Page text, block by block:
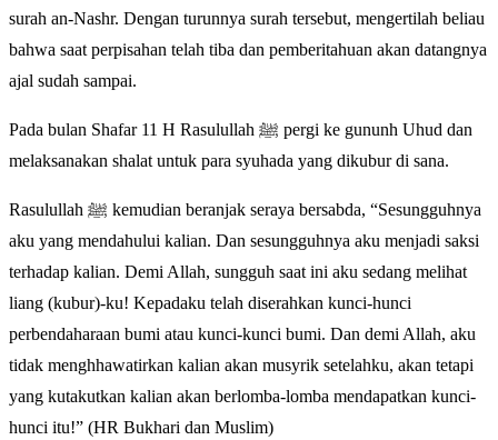
surah an-Nashr. Dengan turunnya surah tersebut, mengertilah beliau
bahwa saat perpisahan telah tiba dan pemberitahuan akan datangnya
ajal sudah sampai.
Pada bulan Shafar 11 H Rasulullah ﷺ pergi ke gununh Uhud dan
melaksanakan shalat untuk para syuhada yang dikubur di sana.
Rasulullah ﷺ kemudian beranjak seraya bersabda, “Sesungguhnya
aku yang mendahului kalian. Dan sesungguhnya aku menjadi saksi
terhadap kalian. Demi Allah, sungguh saat ini aku sedang melihat
liang (kubur)-ku! Kepadaku telah diserahkan kunci-hunci
perbendaharaan bumi atau kunci-kunci bumi. Dan demi Allah, aku
tidak menghhawatirkan kalian akan musyrik setelahku, akan tetapi
yang kutakutkan kalian akan berlomba-lomba mendapatkan kunci-
hunci itu!” (HR Bukhari dan Muslim)